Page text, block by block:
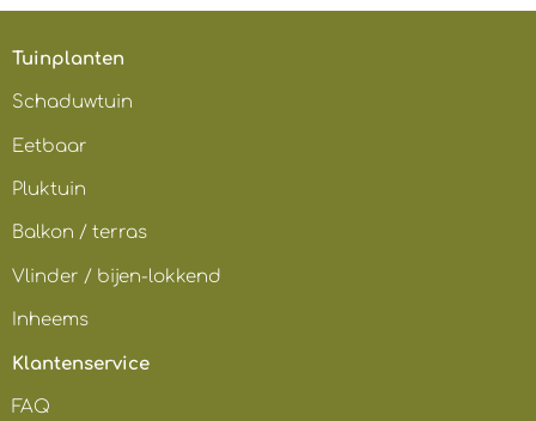
Tuinplanten
Schaduwtuin
Eetbaar
Pluktuin
Balkon / terras
Vlinder / bijen-lokkend
Inheems
Klantenservice
FAQ